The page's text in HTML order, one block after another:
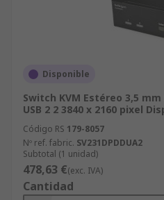
Disponible
Switch KVM Estéreo 3,5
USB 2 2 3840 x 2160 pixel
Código RS 179-8057
Nº ref. fabric. SV231DPDDUA2
Subtotal (1 unidad)
478,63 €(exc. IVA)
Cantidad